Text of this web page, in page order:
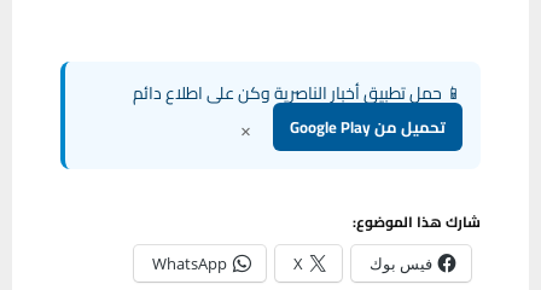
📱 حمل تطبيق أخبار الناصرية وكن على اطلاع دائم
تحميل من Google Play ×
شارك هذا الموضوع:
فيس بوك X
WhatsApp